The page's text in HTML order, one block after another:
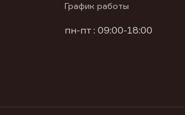
График работы
пн-пт : 09:00-18:00